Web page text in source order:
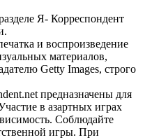
Я- Корреспондент
и воспроизведение
материалов,
Getty Images, строго
предназначены для
в азартных играх
Соблюдайте
игры. При